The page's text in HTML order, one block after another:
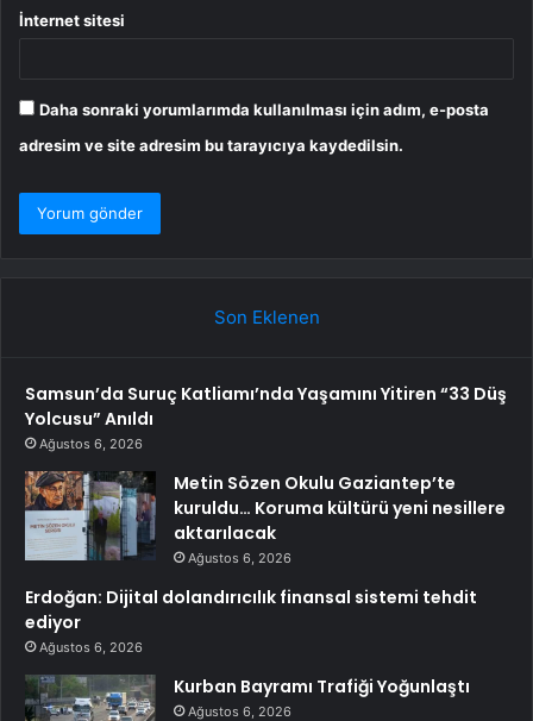
İnternet sitesi
Daha sonraki yorumlarımda kullanılması için adım, e-posta
adresim ve site adresim bu tarayıcıya kaydedilsin.
Son Eklenen
Samsun’da Suruç Katliamı’nda Yaşamını Yitiren “33 Düş
Yolcusu” Anıldı
Ağustos 6, 2026
Metin Sözen Okulu Gaziantep’te
kuruldu… Koruma kültürü yeni nesillere
aktarılacak
Ağustos 6, 2026
Erdoğan: Dijital dolandırıcılık finansal sistemi tehdit
ediyor
Ağustos 6, 2026
Kurban Bayramı Trafiği Yoğunlaştı
Ağustos 6, 2026